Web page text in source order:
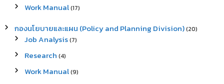
Work Manual(17)
กองนโยบายและแผน (Policy and Planning Division)(20)
Job Analysis(7)
Research (4)
Work Manual(9)